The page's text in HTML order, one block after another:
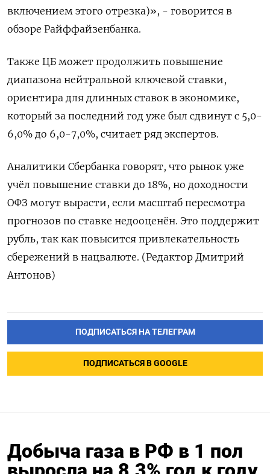
включением этого отрезка)», - говорится в
обзоре Райффайзенбанка.
Также ЦБ может продолжить повышение
диапазона нейтральной ключевой ставки,
ориентира для длинных ставок в экономике,
который за последний год уже был сдвинут с 5,0-
6,0% до 6,0-7,0%, считает ряд экспертов.
Аналитики Сбербанка говорят, что рынок уже
учёл повышение ставки до 18%, но доходности
ОФЗ могут вырасти, если масштаб пересмотра
прогнозов по ставке недооценён. Это поддержит
рубль, так как повысится привлекательность
сбережений в нацвалюте. (Редактор Дмитрий
Антонов)
ПОДПИСАТЬСЯ НА ТЕЛЕГРАМ
ПОДПИСАТЬСЯ В GOOGLE
Добыча газа в РФ в 1 пол